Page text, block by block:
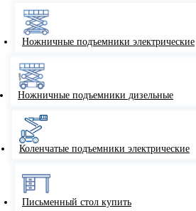
Ножничные подъемники электрические
Ножничные подъемники дизельные
Коленчатые подъемники электрические
Письменный стол купить